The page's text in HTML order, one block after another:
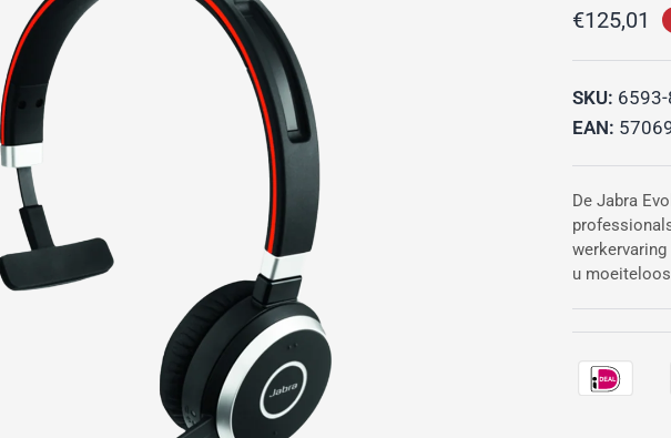
€125,01
SKU:
EAN:
De Jabra
u